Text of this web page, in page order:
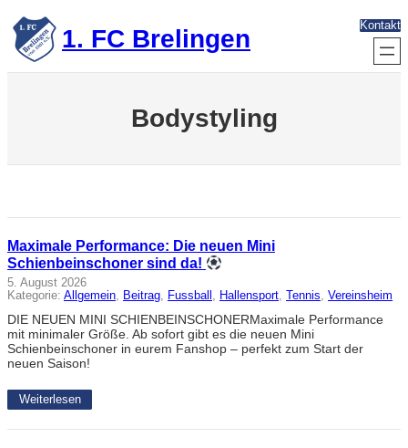
Zum
Inhalt
springen 1. FC Brelingen Kontakt
Bodystyling
Maximale Performance: Die neuen Mini
Schienbeinschoner sind da!
5. August 2026
Kategorie: Allgemein, Beitrag, Fussball , Hallensport, Tennis, Vereinsheim
DIE NEUEN MINI SCHIENBEINSCHONERMaximale Performance
mit minimaler Größe. Ab sofort gibt es die neuen Mini
Schienbeinschoner in eurem Fanshop – perfekt zum Start der
neuen Saison!
Weiterlesen